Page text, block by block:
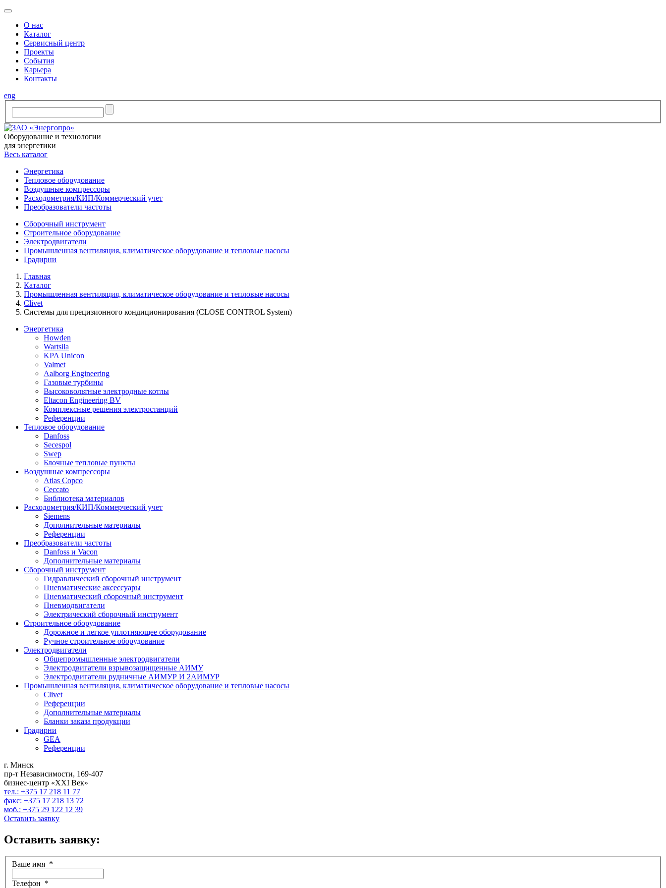
O нас
Каталог
Сервисный центр
Проекты
События
Карьера
Контакты
eng
Оборудование и технологии
для энергетики
Весь каталог
Энергетика
Тепловое оборудование
Воздушные компрессоры
Расходометрия/КИП/Коммерческий учет
Преобразователи частоты
Сборочный инструмент
Строительное оборудование
Электродвигатели
Промышленная вентиляция, климатическое оборудование и тепловые насосы
Градирни
Главная
Каталог
Промышленная вентиляция, климатическое оборудование и тепловые насосы
Clivet
Системы для прецизионного кондиционирования (CLOSE CONTROL System)
Энергетика
Howden
Wartsila
KPA Unicon
Valmet
Aalborg Engineering
Газовые турбины
Высоковольтные электродные котлы
Eltacon Engineering BV
Комплексные решения электростанций
Референции
Тепловое оборудование
Danfoss
Secespol
Swep
Блочные тепловые пункты
Воздушные компрессоры
Atlas Copco
Ceccato
Библиотека материалов
Расходометрия/КИП/Коммерческий учет
Siemens
Дополнительные материалы
Референции
Преобразователи частоты
Danfoss и Vacon
Дополнительные материалы
Сборочный инструмент
Гидравлический сборочный инструмент
Пневматические аксессуары
Пневматический сборочный инструмент
Пневмодвигатели
Электрический сборочный инструмент
Строительное оборудование
Дорожное и легкое уплотняющее оборудование
Ручное строительное оборудование
Электродвигатели
Общепромышленные электродвигатели
Электродвигатели взрывозащищенные АИМУ
Электродвигатели рудничные АИМУР И 2АИМУР
Промышленная вентиляция, климатическое оборудование и тепловые насосы
Clivet
Референции
Дополнительные материалы
Бланки заказа продукции
Градирни
GEA
Референции
г. Минск
пр-т Независимости, 169-407
бизнес-центр «XXI Век»
тел.: +375 17 218 11 77
факс: +375 17 218 13 72
моб.: +375 29 122 12 39
Оставить заявку
Оставить заявку:
Ваше имя *
Телефон *